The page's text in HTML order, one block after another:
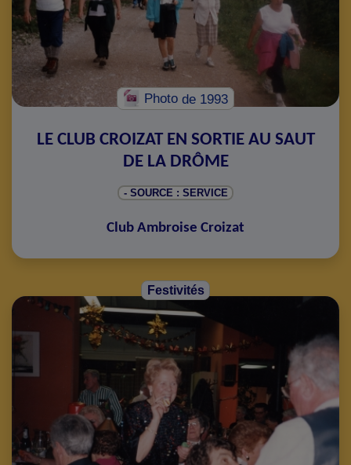
Photo de 1993
LE CLUB CROIZAT EN SORTIE AU SAUT
DE LA DRÔME
- SOURCE : SERVICE
Club Ambroise Croizat
Festivités